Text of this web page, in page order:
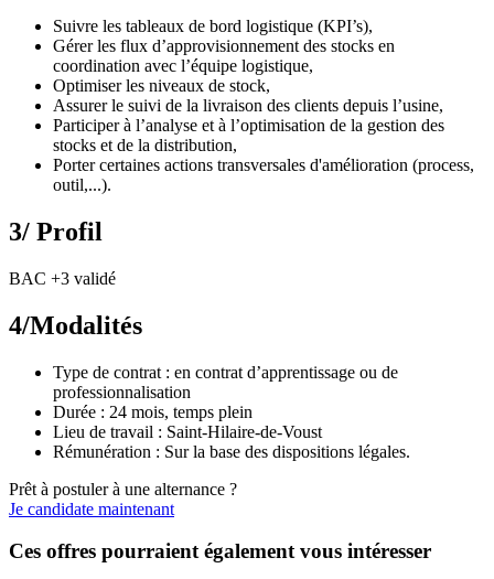
Suivre les tableaux de bord logistique (KPI’s),
Gérer les flux d’approvisionnement des stocks en
coordination avec l’équipe logistique,
Optimiser les niveaux de stock,
Assurer le suivi de la livraison des clients depuis l’usine,
Participer à l’analyse et à l’optimisation de la gestion des
stocks et de la distribution,
Porter certaines actions transversales d'amélioration (process,
outil,...).
3/ Profil
BAC +3 validé
4/Modalités
Type de contrat : en contrat d’apprentissage ou de
professionnalisation
Durée : 24 mois, temps plein
Lieu de travail : Saint-Hilaire-de-Voust
Rémunération : Sur la base des dispositions légales.
Prêt à postuler à une alternance ?
Je candidate maintenant
Ces offres pourraient également vous intéresser